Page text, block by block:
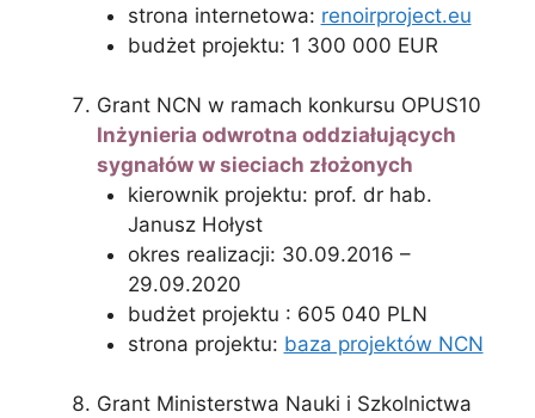
strona internetowa: renoirproject.eu
budżet projektu: 1 300 000 EUR
Grant NCN w ramach konkursu OPUS10
Inżynieria odwrotna oddziałujących
sygnałów w sieciach złożonych
kierownik projektu: prof. dr hab.
Janusz Hołyst
okres realizacji: 30.09.2016 –
29.09.2020
budżet projektu : 605 040 PLN
strona projektu: baza projektów NCN
Grant Ministerstwa Nauki i Szkolnictwa